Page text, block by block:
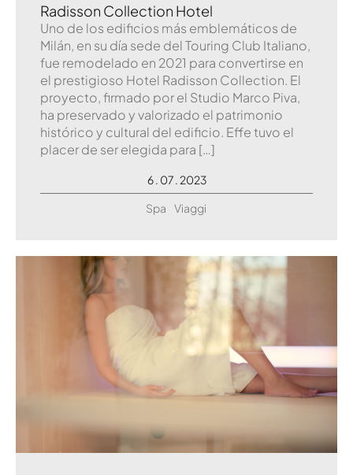
Radisson Collection Hotel
Uno de los edificios más emblemáticos de
Milán, en su día sede del Touring Club Italiano,
fue remodelado en 2021 para convertirse en
el prestigioso Hotel Radisson Collection. El
proyecto, firmado por el Studio Marco Piva,
ha preservado y valorizado el patrimonio
histórico y cultural del edificio. Effe tuvo el
placer de ser elegida para […]
6 . 07 . 2023
Spa
Viaggi